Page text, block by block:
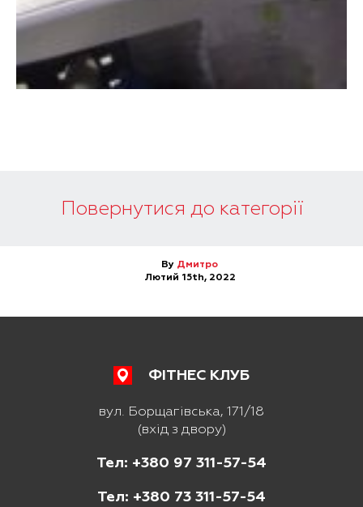
Повернутися до категорії
By Дмитро
Лютий 15th, 2022
ФІТНЕС КЛУБ
вул. Борщагівська, 171/18
(вхід з двору)
Тел: +380 97 311-57-54
Тел: +380 73 311-57-54